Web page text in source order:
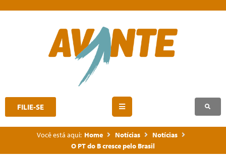
FILIE-SE
Você está aqui: Home Notícias
Notícias
O PT do B cresce pelo Brasil